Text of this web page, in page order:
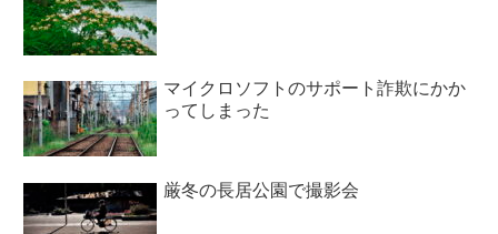
マイクロソフトのサポート詐欺にかか
ってしまった
厳冬の長居公園で撮影会